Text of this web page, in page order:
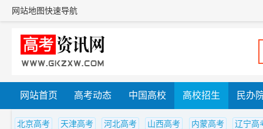
网站地图快速导航
网站首页 高考动态 中国高校 高校招生 民办
北京高考 天津高考 河北高考 山西高考 内蒙高考
辽宁高